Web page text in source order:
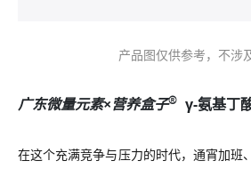
产品图仅供参考，不涉
广东微量元素×营养盒子® γ-氨基丁
在这个充满竞争与压力的时代，通宵加班